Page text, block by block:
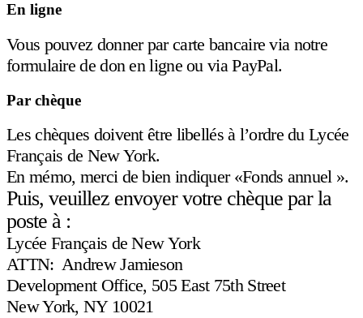
En ligne
Vous pouvez donner par carte bancaire via notre
formulaire de don en ligneou viaPayPal.
Par chèque
Les chèques doivent être libellés à l’ordre du Lycée
Français de New York.
En mémo, merci de bien indiquer «Fonds annuel ».
Puis, veuillez envoyer votre chèque par la
poste à :
Lycée Français de New York
ATTN: Andrew Jamieson
Development Office, 505 East 75th Street
New York, NY 10021